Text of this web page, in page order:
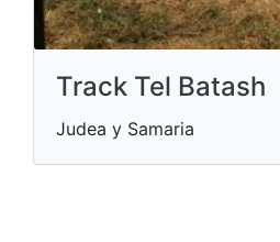
Track Tel Batash
Judea y Samaria